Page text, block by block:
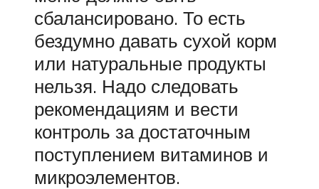
сбалансировано. То есть
бездумно давать сухой корм
или натуральные продукты
нельзя. Надо следовать
рекомендациям и вести
контроль за достаточным
поступлением витаминов и
микроэлементов.